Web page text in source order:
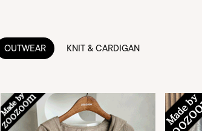
OUTWEAR KNIT & CARDIGAN